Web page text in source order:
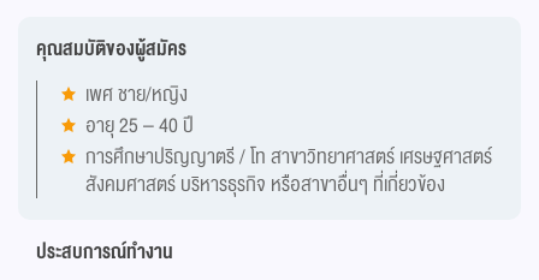
คุณสมบัติของผู้สมัคร
เพศ ชาย/หญิง
อายุ 25 – 40 ปี
การศึกษาปริญญาตรี / โท สาขาวิทยาศาสตร์ เศรษฐศาสตร์
สังคมศาสตร์ บริหารธุรกิจ หรือสาขาอื่นๆ ที่เกี่ยวข้อง
ประสบการณ์ทำงาน